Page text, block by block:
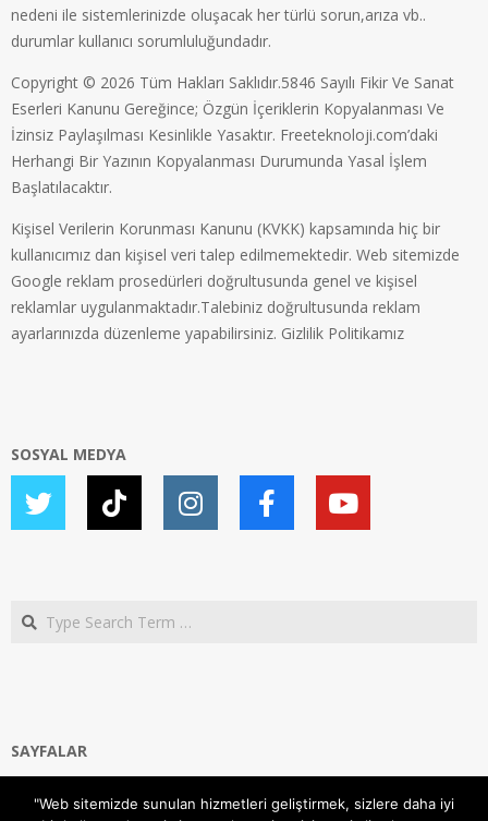
nedeni ile sistemlerinizde oluşacak her türlü sorun,arıza vb..
durumlar kullanıcı sorumluluğundadır.
Copyright © 2026 Tüm Hakları Saklıdır.5846 Sayılı Fikir Ve Sanat
Eserleri Kanunu Gereğince; Özgün İçeriklerin Kopyalanması Ve
İzinsiz Paylaşılması Kesinlikle Yasaktır. Freeteknoloji.com’daki
Herhangi Bir Yazının Kopyalanması Durumunda Yasal İşlem
Başlatılacaktır.
Kişisel Verilerin Korunması Kanunu (KVKK) kapsamında hiç bir
kullanıcımız dan kişisel veri talep edilmemektedir. Web sitemizde
Google reklam prosedürleri doğrultusunda genel ve kişisel
reklamlar uygulanmaktadır.Talebiniz doğrultusunda reklam
ayarlarınızda düzenleme yapabilirsiniz. Gizlilik Politikamız
SOSYAL MEDYA
Search
SAYFALAR
Gizlilik ve Çerezler (Cookies) Politikası
"Web sitemizde sunulan hizmetleri geliştirmek, sizlere daha iyi